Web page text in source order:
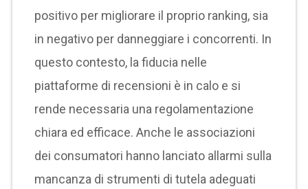
positivo per migliorare il proprio ranking, sia
in negativo per danneggiare i concorrenti. In
questo contesto, la fiducia nelle
piattaforme di recensioni è in calo e si
rende necessaria una regolamentazione
chiara ed efficace. Anche le associazioni
dei consumatori hanno lanciato allarmi sulla
mancanza di strumenti di tutela adeguati